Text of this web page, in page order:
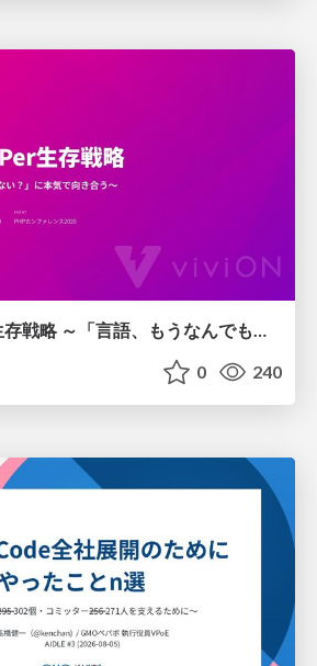
AI時代のPHPer生存戦略 ～「言語、もうなんでもよくない？」に本気で向き合う～
0 240